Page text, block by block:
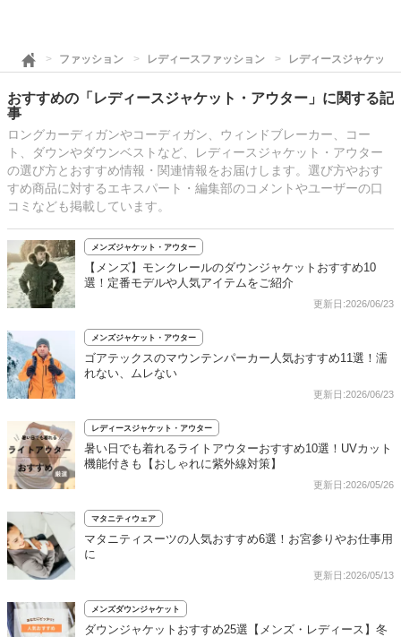
ファッション レディースファッション レディースジャケット
おすすめの「レディースジャケット・アウター」に関する記
事
ロングカーディガンやコーディガン、ウィンドブレーカー、コー
ト、ダウンやダウンベストなど、レディースジャケット・アウター
の選び方とおすすめ情報・関連情報をお届けします。選び方やおす
すめ商品に対するエキスパート・編集部のコメントやユーザーの口
コミなども掲載しています。
メンズジャケット・アウター
【メンズ】モンクレールのダウンジャケットおすすめ10
選！定番モデルや人気アイテムをご紹介
更新日:2026/06/23
メンズジャケット・アウター
ゴアテックスのマウンテンパーカー人気おすすめ11選！濡
れない、ムレない
更新日:2026/06/23
レディースジャケット・アウター
暑い日でも着れるライトアウターおすすめ10選！UVカット
機能付きも【おしゃれに紫外線対策】
更新日:2026/05/26
マタニティウェア
マタニティスーツの人気おすすめ6選！お宮参りやお仕事用
に
更新日:2026/05/13
メンズダウンジャケット
ダウンジャケットおすすめ25選【メンズ・レディース】冬